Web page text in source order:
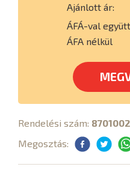
Ajánlott ár:
ÁFÁ-val együtt
ÁFA nélkül
Rendelési szám: 8701002
Megosztás: